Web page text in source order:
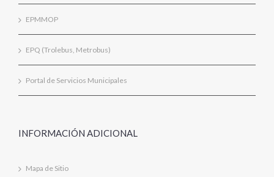
EPMMOP
EPQ (Trolebus, Metrobus)
Portal de Servicios Municipales
INFORMACIÓN ADICIONAL
Mapa de Sitio